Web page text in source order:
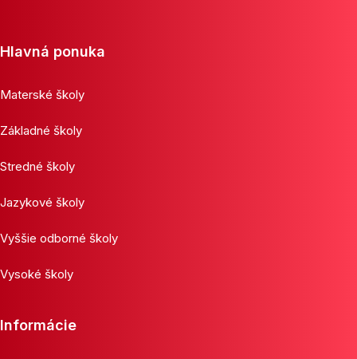
Hlavná ponuka
Materské školy
Základné školy
Stredné školy
Jazykové školy
Vyššie odborné školy
Vysoké školy
Informácie